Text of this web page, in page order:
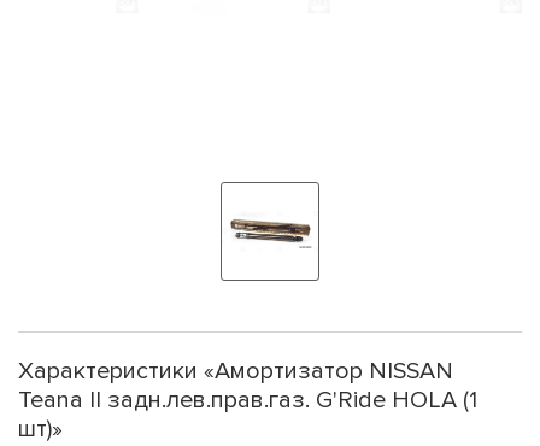
Характеристики «Амортизатор NISSAN
Teana II задн.лев.прав.газ. G'Ride HOLA (1
шт)»